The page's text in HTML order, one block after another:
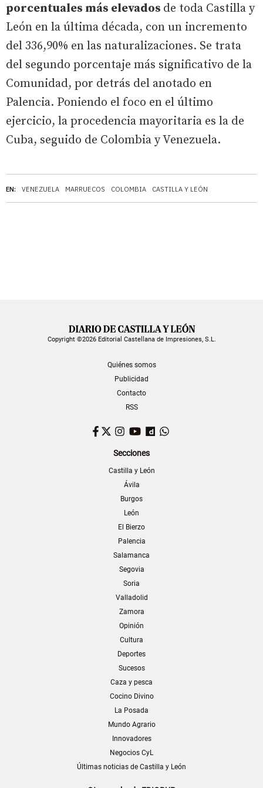
EN: VENEZUELA MARRUECOS COLOMBIA CASTILLA Y LEÓN
porcentuales más elevados de toda Castilla y
León en la última década, con un incremento
del 336,90% en las naturalizaciones. Se trata
del segundo porcentaje más significativo de la
Comunidad, por detrás del anotado en
Palencia. Poniendo el foco en el último
ejercicio, la procedencia mayoritaria es la de
Cuba, seguido de Colombia y Venezuela.
Copyright ©2026 Editorial Castellana de Impresiones, S.L.
Quiénes somos
Publicidad
Contacto
RSS
Facebook
TwitterInstagram
YouTubeDailymotion
Secciones
Castilla y León
Ávila
Burgos
León
El Bierzo
Palencia
Salamanca
Segovia
Soria
Valladolid
Zamora
Opinión
Cultura
Deportes
Sucesos
Caza y pesca
Cocino Divino
La Posada
Mundo Agrario
Innovadores
Negocios CyL
Últimas noticias de Castilla y León